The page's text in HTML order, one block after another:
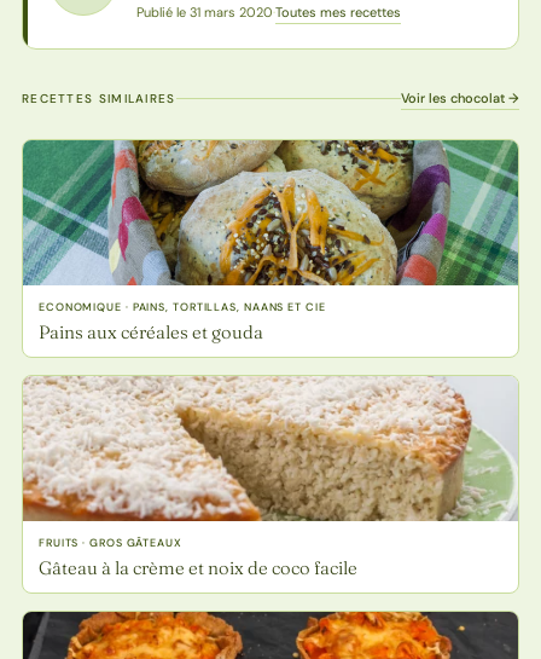
Publié le 31 mars 2020·Toutes mes recettes
RECETTES SIMILAIRES Voir les chocolat →
ECONOMIQUE · PAINS, TORTILLAS, NAANS ET CIE
Pains aux céréales et gouda
FRUITS · GROS GÂTEAUX
Gâteau à la crème et noix de coco facile